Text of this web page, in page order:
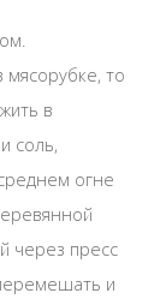
мясорубке, то
в
соль,
огне
через пресс
и